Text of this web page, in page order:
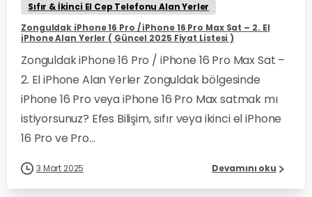
Sıfır & İkinci El Cep Telefonu Alan Yerler
Zonguldak iPhone 16 Pro / iPhone 16 Pro Max Sat – 2. El
iPhone Alan Yerler ( Güncel 2025 Fiyat Listesi )
Zonguldak iPhone 16 Pro / iPhone 16 Pro Max Sat –
2. El iPhone Alan Yerler Zonguldak bölgesinde
iPhone 16 Pro veya iPhone 16 Pro Max satmak mı
istiyorsunuz? Efes Bilişim, sıfır veya ikinci el iPhone
16 Pro ve Pro...
3 Mart 2025 Devamını oku